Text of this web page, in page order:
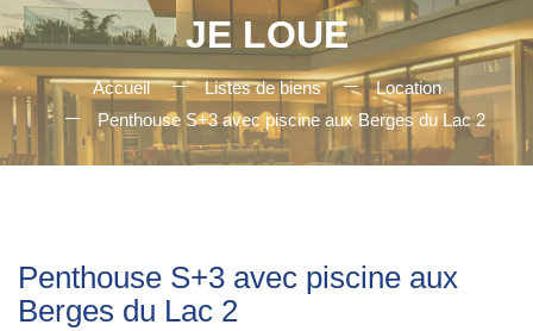
JE LOUE
Accueil Listes de biens
Location
Penthouse S+3 avec piscine aux Berges du Lac 2
Penthouse S+3 avec piscine aux
Berges du Lac 2